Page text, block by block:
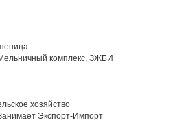
комплекс, ЗЖБИ
хозяйство
Экспорт-Импорт